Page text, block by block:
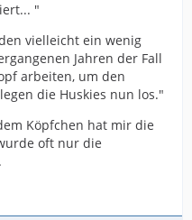
anders, anhand
sich gegeben hat
war ( Ende
wenn er nur
nicht mit.
klar gemacht, dass
"
vielleicht ein wenig
Jahren der Fall
arbeiten, um den
die Huskies nun los."
Köpfchen hat mir die
oft nur die